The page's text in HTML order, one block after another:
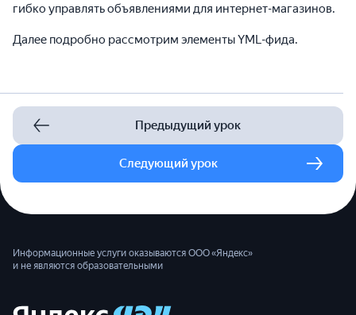
гибко управлять объявлениями для интернет-магазинов.
Далее подробно рассмотрим элементы YML-фида.
Предыдущий урок
Следующий урок
Информационные услуги оказываются ООО «Яндекс»
и не являются образовательными